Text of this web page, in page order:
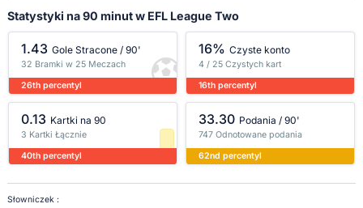
Statystyki na 90 minut w EFL League Two
1.43 Gole Stracone / 90'
32 Bramki w 25 Meczach
26th percentyl
16% Czyste konto
4 / 25 Czystych kart
16th percentyl
0.13 Kartki na 90
3 Kartki Łącznie
40th percentyl
33.30 Podania / 90'
747 Odnotowane podania
62nd percentyl
Słowniczek :